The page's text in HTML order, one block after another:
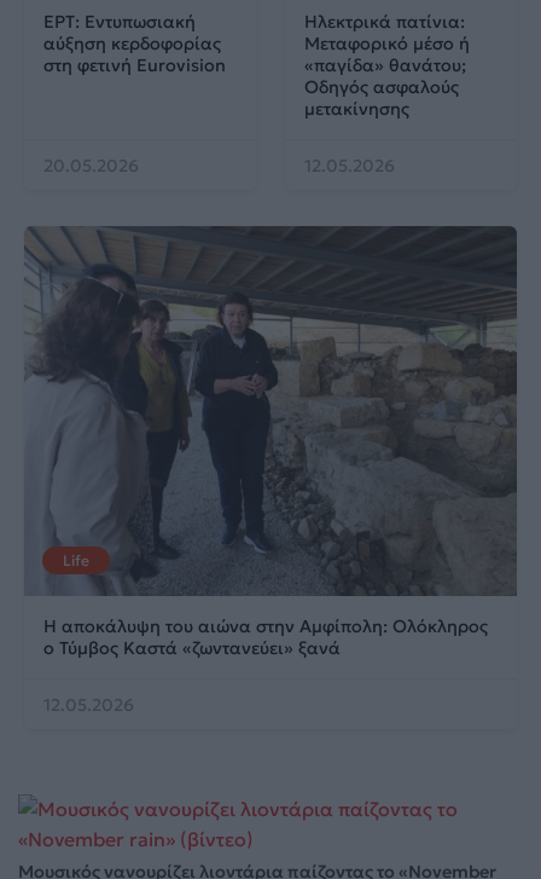
ΕΡΤ: Εντυπωσιακή
αύξηση κερδοφορίας
στη φετινή Eurovision
20.05.2026
Ηλεκτρικά πατίνια:
Μεταφορικό μέσο ή
«παγίδα» θανάτου;
Οδηγός ασφαλούς
μετακίνησης
12.05.2026
Life
Η αποκάλυψη του αιώνα στην Αμφίπολη: Ολόκληρος
ο Τύμβος Καστά «ζωντανεύει» ξανά
12.05.2026
Μουσικός νανουρίζει λιοντάρια παίζοντας το «November